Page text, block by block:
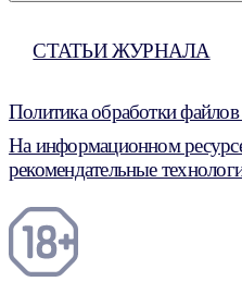
СТАТЬИ ЖУРНАЛА
Политика обработки
На информационном
рекомендательные